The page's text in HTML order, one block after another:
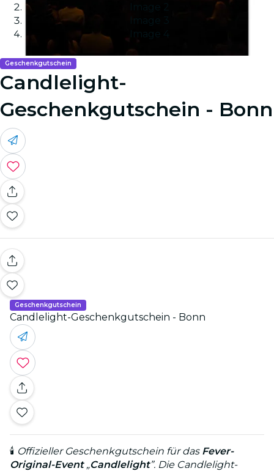
Image 2
Image 3
Image 4
Geschenkgutschein
Candlelight-
Geschenkgutschein - Bonn
Geschenkgutschein
Candlelight-Geschenkgutschein - Bonn
🕯️ Offizieller Geschenkgutschein für das Fever-
Original-Event„Candlelight”. Die Candlelight-